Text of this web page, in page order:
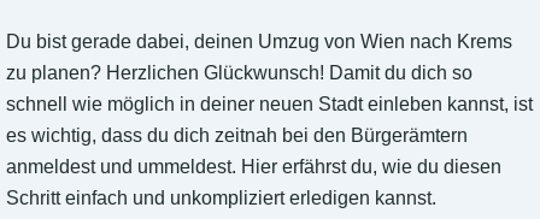
Du bist gerade dabei, deinen Umzug von Wien nach Krems
zu planen? Herzlichen Glückwunsch! Damit du dich so
schnell wie möglich in deiner neuen Stadt einleben kannst, ist
es wichtig, dass du dich zeitnah bei den Bürgerämtern
anmeldest und ummeldest. Hier erfährst du, wie du diesen
Schritt einfach und unkompliziert erledigen kannst.